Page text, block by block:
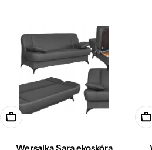
Dodaj do koszyka